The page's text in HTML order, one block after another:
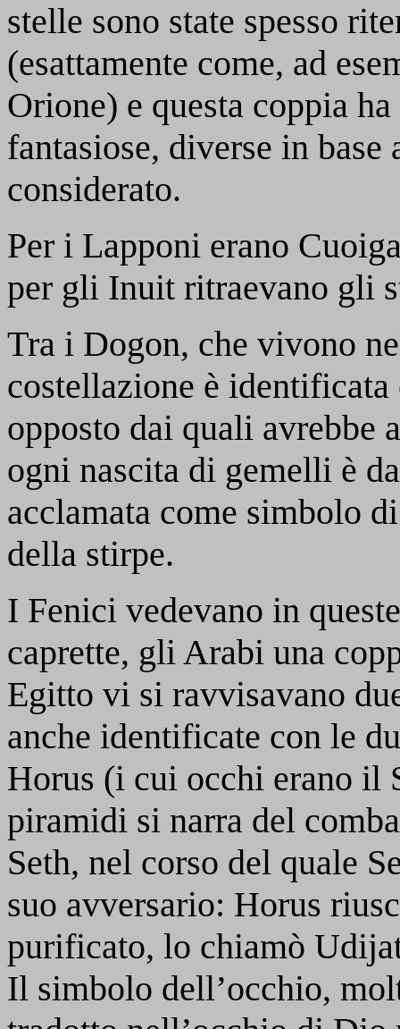
stelle sono state spesso
(esattamente come, ad
Orione) e questa coppia
fantasiose, diverse in
considerato.
Per i Lapponi erano
per gli Inuit ritraevano gli
Tra i Dogon, che vivono
costellazione è
opposto dai quali avrebbe
ogni nascita di gemelli è
acclamata come simbolo
della stirpe.
I Fenici vedevano in
caprette, gli Arabi una
Egitto vi si ravvisavano
anche identificate con le
Horus (i cui occhi erano il
piramidi si narra del
Seth, nel corso del quale
suo avversario: Horus
purificato, lo chiamò
Il simbolo dell’occhio,